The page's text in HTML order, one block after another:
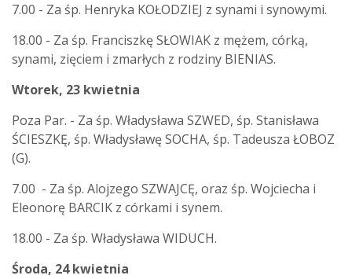
7.00 - Za śp. Henryka KOŁODZIEJ z synami i synowymi.
18.00 - Za śp. Franciszkę SŁOWIAK z mężem, córką,
synami, zięciem i zmarłych z rodziny BIENIAS.
Wtorek, 23 kwietnia
Poza Par. - Za śp. Władysława SZWED, śp. Stanisława
ŚCIESZKĘ, śp. Władysławę SOCHA, śp. Tadeusza ŁOBOZ
(G).
7.00 - Za śp. Alojzego SZWAJCĘ, oraz śp. Wojciecha i
Eleonorę BARCIK z córkami i synem.
18.00 - Za śp. Władysława WIDUCH.
Środa, 24 kwietnia